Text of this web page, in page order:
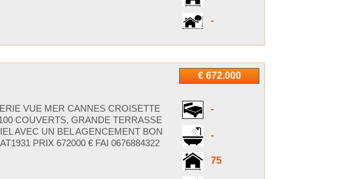
-
€ 672.000
-
-
75
VUE MER CANNES CROISETTE
COUVERTS, GRANDE TERRASSE
AVEC UN BEL AGENCEMENT BON
PRIX 672000 € FAI 0676884322